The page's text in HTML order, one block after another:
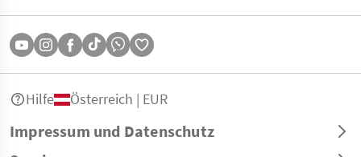
Impressum und Datenschutz
Hilfe Österreich | EUR